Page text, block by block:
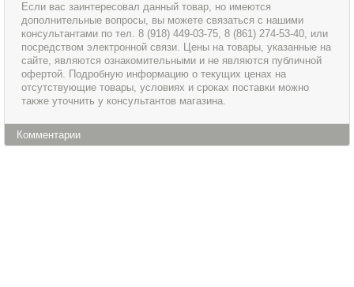
Если вас заинтересовал данный товар, но имеются
дополнительные вопросы, вы можете связаться с нашими
консультантами по тел. 8 (918) 449-03-75, 8 (861) 274-53-40, или
посредством электронной связи. Цены на товары, указанные на
сайте, являются ознакомительными и не являются публичной
офертой. Подробную информацию о текущих ценах на
отсутствующие товары, условиях и сроках поставки можно
также уточнить у консультантов магазина.
Комментарии